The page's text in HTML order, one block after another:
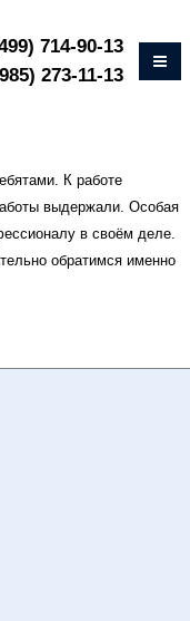
714-90-13
273-11-13
К работе
выдержали. Особая
в своём деле.
обратимся именно